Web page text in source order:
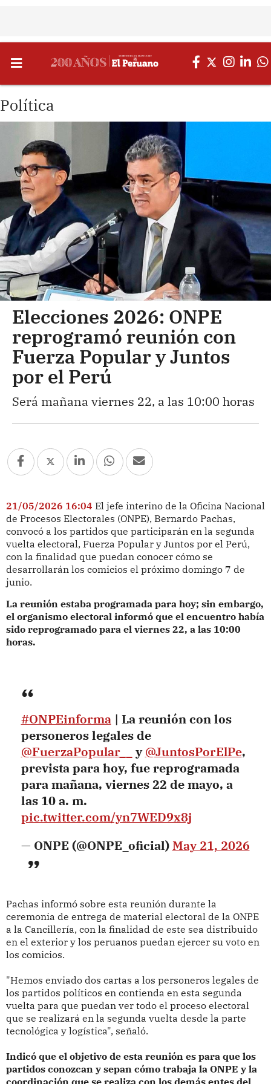
Política
Elecciones 2026: ONPE
reprogramó reunión con
Fuerza Popular y Juntos
por el Perú
Será mañana viernes 22, a las 10:00 horas
21/05/2026 16:04 El jefe interino de la Oficina Nacional
de Procesos Electorales (ONPE), Bernardo Pachas,
convocó a los partidos que participarán en la segunda
vuelta electoral, Fuerza Popular y Juntos por el Perú,
con la finalidad que puedan conocer cómo se
desarrollarán los comicios el próximo domingo 7 de
junio.
La reunión estaba programada para hoy; sin embargo,
el organismo electoral informó que el encuentro había
sido reprogramado para el viernes 22, a las 10:00
horas.
#ONPEinforma | La reunión con los
personeros legales de
@FuerzaPopular__
y @JuntosPorElPe,
prevista para hoy, fue reprogramada
para mañana, viernes 22 de mayo, a
las 10 a. m.
pic.twitter.com/yn7WED9x8j
— ONPE (@ONPE_oficial) May 21, 2026
Pachas informó sobre esta reunión durante la
ceremonia de entrega de material electoral de la ONPE
a la Cancillería, con la finalidad de este sea distribuido
en el exterior y los peruanos puedan ejercer su voto en
los comicios.
"Hemos enviado dos cartas a los personeros legales de
los partidos políticos en contienda en esta segunda
vuelta para que puedan ver todo el proceso electoral
que se realizará en la segunda vuelta desde la parte
tecnológica y logística", señaló.
Indicó que el objetivo de esta reunión es para que los
partidos conozcan y sepan cómo trabaja la ONPE y la
coordinación que se realiza con los demás entes del